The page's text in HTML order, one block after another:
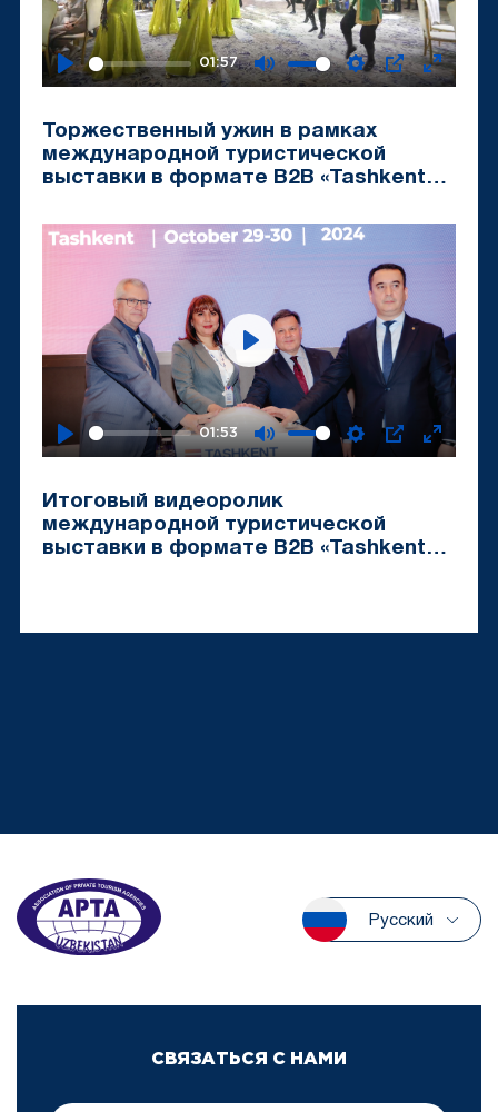
Play
01:57
Mute Settings
PIP Enter
Торжественный ужин в рамках
международной туристической
выставки в формате B2B «Tashkent
Play
01:53
Mute
Enter
Play
Итоговый видеоролик
международной туристической
выставки в формате B2B «Tashkent
Русский
СВЯЗАТЬСЯ С НАМИ